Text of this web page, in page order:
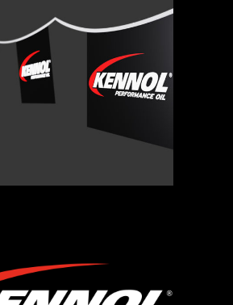
À FANIONS
FANZONE
43.00